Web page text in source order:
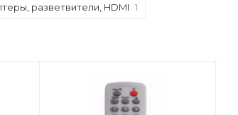
разветвители, HDMI 1